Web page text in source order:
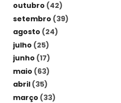
outubro (42)
setembro (39)
agosto (24)
julho (25)
junho (17)
maio (63)
abril (35)
março (33)